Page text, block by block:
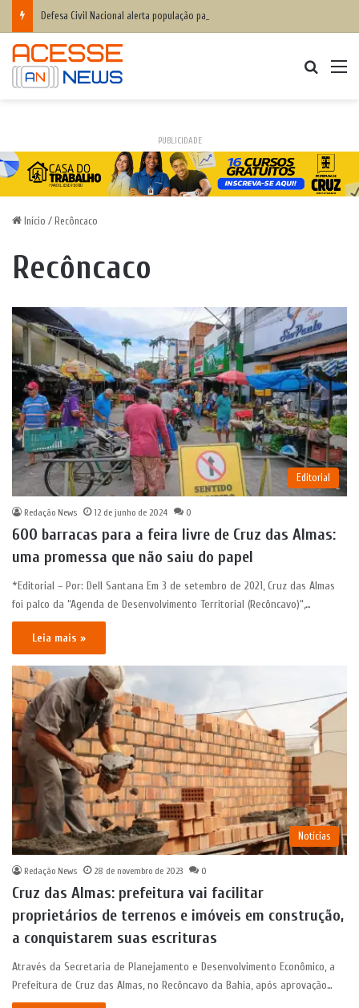
PUBLICIDADE
Início / Recôncaco
Recôncaco
Editorial
Redação News 12 de junho de 2024 0
600 barracas para a feira livre de Cruz das Almas:
uma promessa que não saiu do papel
*Editorial – Por: Dell Santana Em 3 de setembro de 2021, Cruz das Almas
foi palco da “Agenda de Desenvolvimento Territorial (Recôncavo)“,…
Leia mais »
Notícias
Redação News 28 de novembro de 2023 0
Cruz das Almas: prefeitura vai facilitar
proprietários de terrenos e imóveis em construção,
a conquistarem suas escrituras
Através da Secretaria de Planejamento e Desenvolvimento Econômico, a
Prefeitura de Cruz das Almas, no Recôncavo da Bahia, após aprovação…